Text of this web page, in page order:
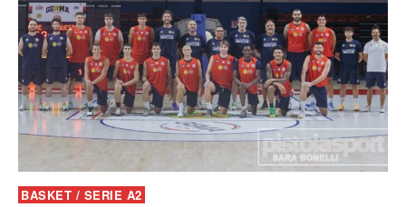
BASKET / SERIE A2